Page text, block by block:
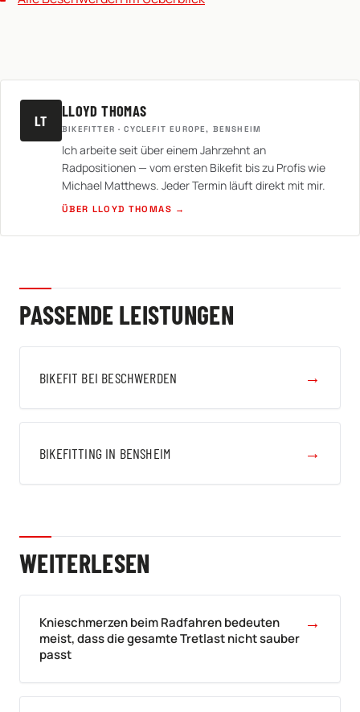
LT
LLOYD THOMAS
BIKEFITTER · CYCLEFIT EUROPE, BENSHEIM
Ich arbeite seit über einem Jahrzehnt an
Radpositionen — vom ersten Bikefit bis zu Profis wie
Michael Matthews. Jeder Termin läuft direkt mit mir.
ÜBER LLOYD THOMAS →
PASSENDE LEISTUNGEN
BIKEFIT BEI BESCHWERDEN →
BIKEFITTING IN BENSHEIM →
WEITERLESEN
Knieschmerzen beim Radfahren bedeuten
meist, dass die gesamte Tretlast nicht sauber
passt
→